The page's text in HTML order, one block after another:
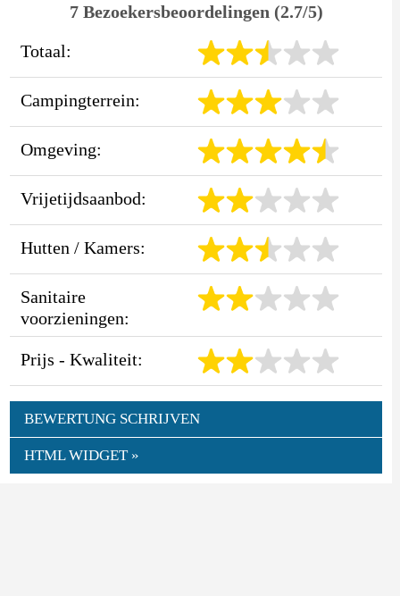
7 Bezoekersbeoordelingen (2.7/5)
Totaal:
Campingterrein:
Omgeving:
Vrijetijdsaanbod:
Hutten / Kamers:
Sanitaire
voorzieningen:
Prijs - Kwaliteit:
BEWERTUNG SCHRIJVEN
HTML WIDGET »